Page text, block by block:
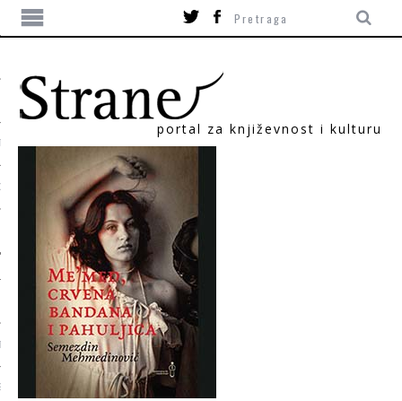
portal za književnost i kulturu